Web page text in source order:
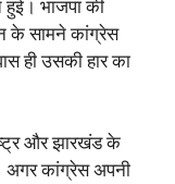
भाजपा की
के सामने कांग्रेस
ही उसकी हार का
और झारखंड के
अगर कांग्रेस अपनी